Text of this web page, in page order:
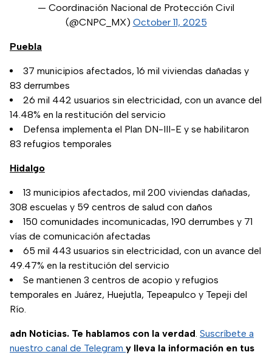
— Coordinación Nacional de Protección Civil
(@CNPC_MX) October 11, 2025
Puebla
37 municipios afectados, 16 mil viviendas dañadas y
83 derrumbes
26 mil 442 usuarios sin electricidad, con un avance del
14.48% en la restitución del servicio
Defensa implementa el Plan DN-III-E y se habilitaron
83 refugios temporales
Hidalgo
13 municipios afectados, mil 200 viviendas dañadas,
308 escuelas y 59 centros de salud con daños
150 comunidades incomunicadas, 190 derrumbes y 71
vías de comunicación afectadas
65 mil 443 usuarios sin electricidad, con un avance del
49.47% en la restitución del servicio
Se mantienen 3 centros de acopio y refugios
temporales en Juárez, Huejutla, Tepeapulco y Tepeji del
Río.
adn Noticias. Te hablamos con la verdad. Suscríbete a
nuestro canal de Telegram y lleva la información en tus